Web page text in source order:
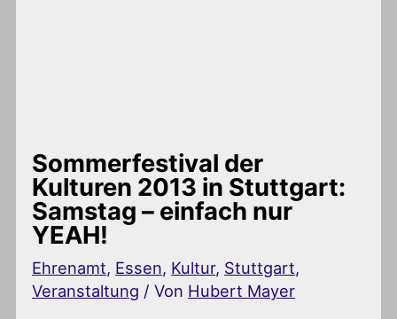
Sommerfestival der
Kulturen 2013 in Stuttgart:
Samstag – einfach nur
YEAH!
Ehrenamt, Essen, Kultur, Stuttgart,
Veranstaltung / Von Hubert Mayer